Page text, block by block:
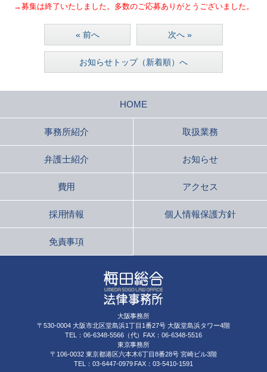
→募集は終了いたしました。多数のご応募ありがとうございました。
« 前へ
お知らせトップ（新着順）へ
次へ »
HOME
事務所紹介 取扱業務
弁護士紹介 お知らせ
費用 アクセス
採用情報 個人情報保護方針
免責事項
大阪事務所
〒530-0004 大阪市北区堂島浜1丁目1番27号 大阪堂島浜タワー4階
TEL：06-6348-5566（代）FAX：06-6348-5516
東京事務所
〒106-0032 東京都港区六本木6丁目8番28号 宮崎ビル3階
TEL：03-6447-0979 FAX：03-5410-1591